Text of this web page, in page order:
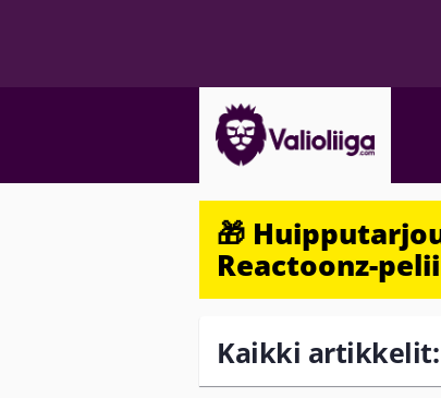
🎁
Reactoonz-
Kaikki artikkelit: